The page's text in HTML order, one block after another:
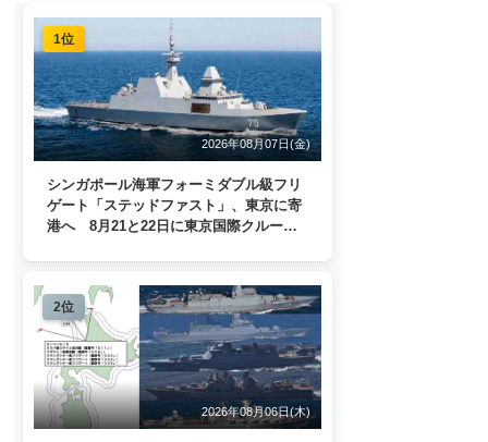
1位
2026年08月07日(金)
シンガポール海軍フォーミダブル級フリ
ゲート「ステッドファスト」、東京に寄
港へ 8月21と22日に東京国際クルーズ
2位
2026年08月06日(木)